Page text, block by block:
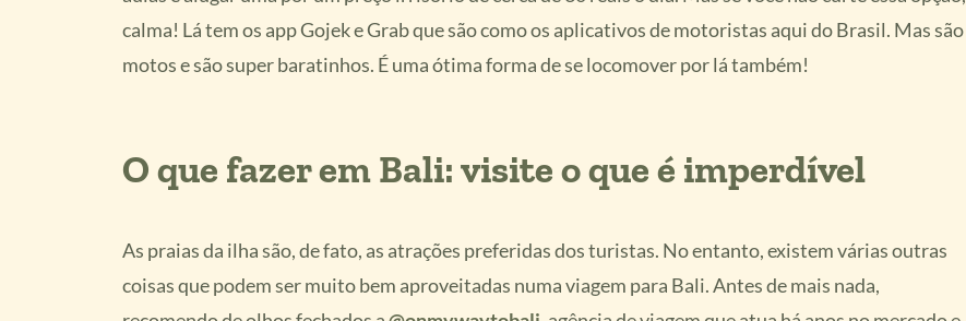
calma! Lá tem os app Gojek e Grab que são como os aplicativos de motoristas aqui do Brasil. Mas são
motos e são super baratinhos. É uma ótima forma de se locomover por lá também!
O que fazer em Bali: visite o que é imperdível
As praias da ilha são, de fato, as atrações preferidas dos turistas. No entanto, existem várias outras
coisas que podem ser muito bem aproveitadas numa viagem para Bali. Antes de mais nada,